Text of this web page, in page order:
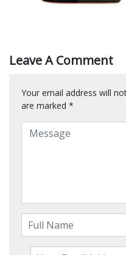
Leave A Comment
Your email address will
are marked *